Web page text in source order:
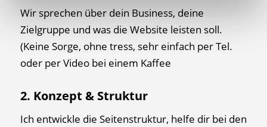
Wir sprechen über dein Business, deine
Zielgruppe und was die Website leisten soll.
(Keine Sorge, ohne tress, sehr einfach per Tel.
oder per Video bei einem Kaffee
2. Konzept & Struktur
Ich entwickle die Seitenstruktur, helfe dir bei den